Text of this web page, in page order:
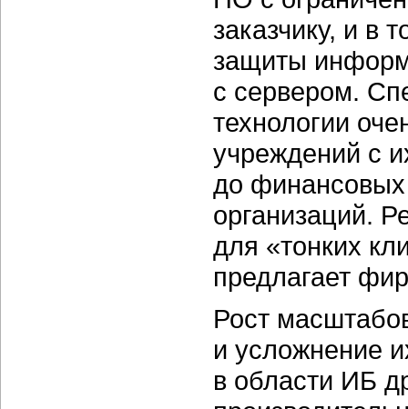
заказчику, и в
защиты
с сервером.
технологии
учреждений с
до
организаций.
для «тонких
предлагает
Рост
и усложнение
в области ИБ